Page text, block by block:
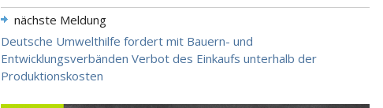
nächste Meldung
Deutsche Umwelthilfe fordert mit Bauern- und
Entwicklungsverbänden Verbot des Einkaufs unterhalb der
Produktionskosten